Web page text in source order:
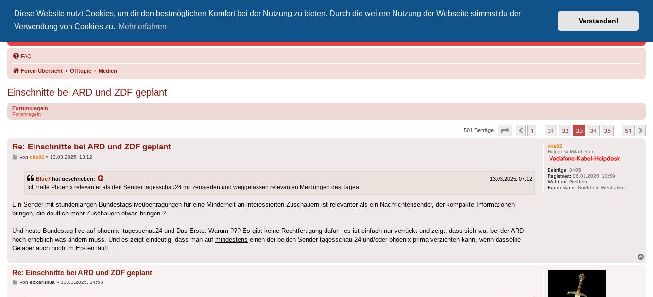
Diese Website nutzt Cookies, um dir den bestmöglichen Komfort bei der Nutzung zu bieten. Durch die weitere Nutzung der Webseite stimmst du der
Verwendung von Cookies zu. Mehr erfahren
Verstanden!
Vodafone-Kabel-Helpdesk
FAQ
Foren-Übersicht Offtopic Medien
Einschnitte bei ARD und ZDF geplant
Forumsregeln
Forenregeln
501 Beiträge Seite 33 51
Vorherige
1 31 32 33 34 35 51
cka82
Helpdesk-Mitarbeiter
Beiträge: 3405
Registriert: 06.01.2020, 10:59
Wohnort: Geldern
Bundesland: Nordrhein-Westfalen
Re: Einschnitte bei ARD und ZDF geplant
Beitrag
von cka82 » 13.03.2025, 13:12
Blue7 hat geschrieben: 13.03.2025, 07:12
Ich halte Phoenix relevanter als den Sender tagesschau24 mit zensierten und weggelassen relevanten Meldungen des Tagea
Ein Sender mit stundenlangen Bundestagsliveübertragungen für eine Minderheit an interessierten Zuschauern ist relevanter als ein Nachrichtensender, der kompakte Informationen
bringen, die deutlich mehr Zuschauern etwas bringen ?
Und heute Bundestag live auf phoenix, tagesschau24 und Das Erste. Warum ??? Es gibt keine Rechtfertigung dafür - es ist einfach nur verrückt und zeigt, dass sich v.a. bei der ARD
noch erheblich was ändern muss. Und es zeigt eindeutig, dass man auf mindestens einen der beiden Sender tagesschau 24 und/oder phoenix prima verzichten kann, wenn dasselbe
Gelaber auch noch im Ersten läuft.
Re: Einschnitte bei ARD und ZDF geplant
Beitrag
von exkarlibua » 13.03.2025, 14:53